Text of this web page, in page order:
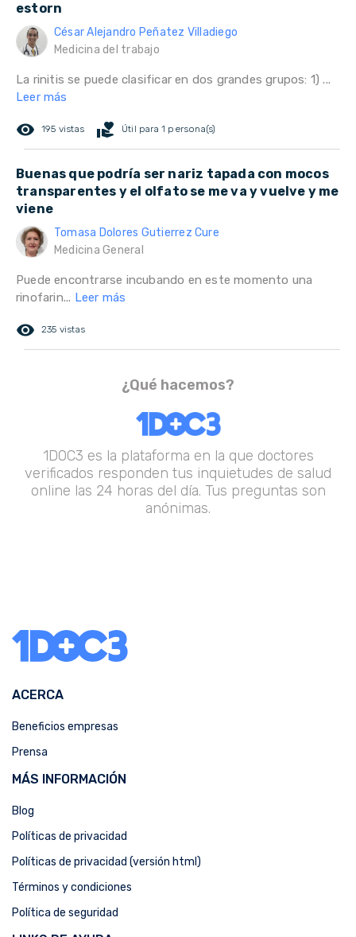
estorn
César Alejandro Peñatez Villadiego
Medicina del trabajo
La rinitis se puede clasificar en dos grandes grupos: 1) ...
Leer más
remove_red_eye 195 vistas volunteer_activism Útil para 1 persona(s)
Buenas que podría ser nariz tapada con mocos
transparentes y el olfato se me va y vuelve y me
viene
Tomasa Dolores Gutierrez Cure
Medicina General
Puede encontrarse incubando en este momento una
rinofarin... Leer más
remove_red_eye 235 vistas
¿Qué hacemos?
1DOC3 es la plataforma en la que doctores
verificados responden tus inquietudes de salud
online las 24 horas del día. Tus preguntas son
anónimas.
ACERCA
Beneficios empresas
Prensa
MÁS INFORMACIÓN
Blog
Políticas de privacidad
Políticas de privacidad (versión html)
Términos y condiciones
Política de seguridad